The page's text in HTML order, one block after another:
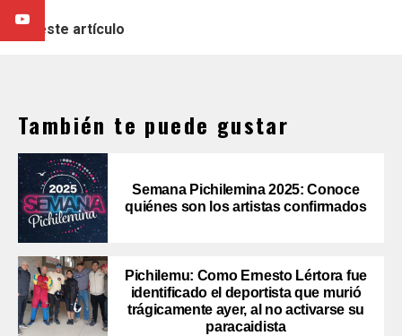
En este artículo
También te puede gustar
Semana Pichilemina 2025: Conoce
quiénes son los artistas confirmados
Pichilemu: Como Ernesto Lértora fue
identificado el deportista que murió
trágicamente ayer, al no activarse su
paracaidista